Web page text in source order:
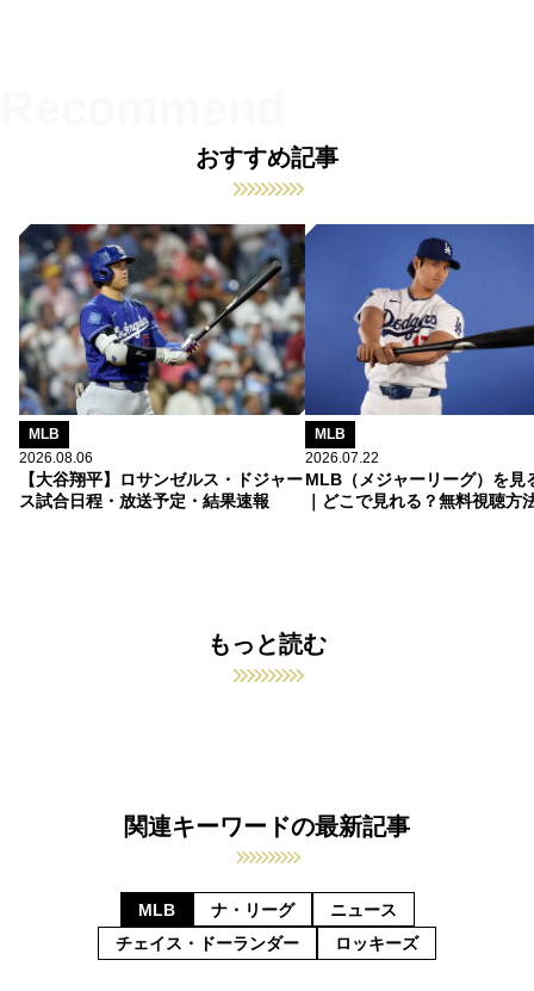
おすすめ記事
MLB
2026.08.06
【大谷翔平】ロサンゼルス・ドジャー
ス試合日程・放送予定・結果速報
MLB
2026.07.22
MLB（メジャーリーグ）を見
｜どこで見れる？無料視聴方
もっと読む
関連キーワードの最新記事
MLB ナ・リーグ
ニュース
チェイス・ドーランダー
ロッキーズ